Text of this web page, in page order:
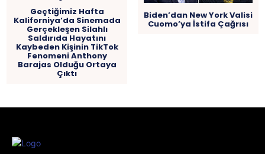
Geçtiğimiz Hafta
Kaliforniya’da Sinemada
Gerçekleşen Silahlı
Saldırıda Hayatını
Kaybeden Kişinin TikTok
Fenomeni Anthony
Barajas Olduğu Ortaya
Çıktı
Biden’dan New York Valisi
Cuomo’ya İstifa Çağrısı